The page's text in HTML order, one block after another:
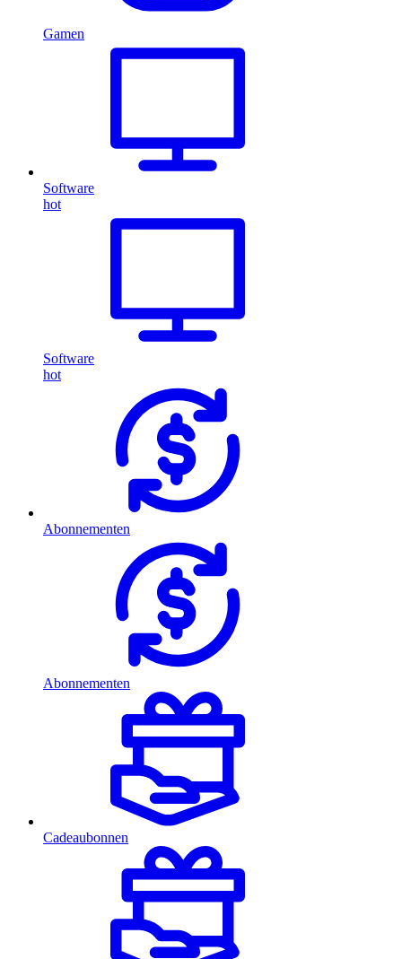
Gamen
Software
hot
Software
hot
Abonnementen
Abonnementen
Cadeaubonnen